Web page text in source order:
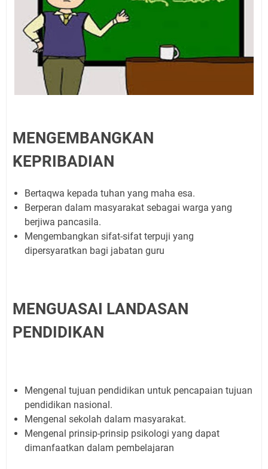
MENGEMBANGKAN
KEPRIBADIAN
Bertaqwa kepada tuhan yang maha esa.
Berperan dalam masyarakat sebagai warga yang
berjiwa pancasila.
Mengembangkan sifat-sifat terpuji yang
dipersyaratkan bagi jabatan guru
MENGUASAI LANDASAN
PENDIDIKAN
Mengenal tujuan pendidikan untuk pencapaian tujuan
pendidikan nasional.
Mengenal sekolah dalam masyarakat.
Mengenal prinsip-prinsip psikologi yang dapat
dimanfaatkan dalam pembelajaran